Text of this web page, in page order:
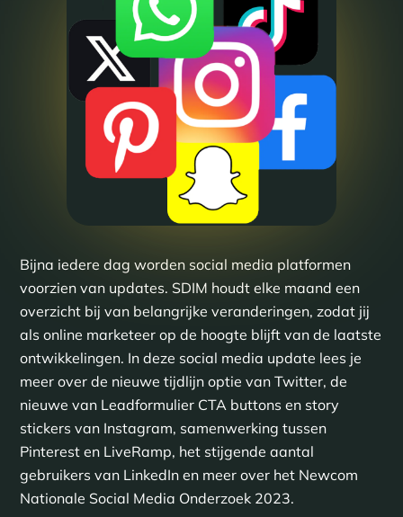
Bijna iedere dag worden social media platformen
voorzien van updates. SDIM houdt elke maand een
overzicht bij van belangrijke veranderingen, zodat jij
als online marketeer op de hoogte blijft van de laatste
ontwikkelingen. In deze social media update lees je
meer over de nieuwe tijdlijn optie van Twitter, de
nieuwe van Leadformulier CTA buttons en story
stickers van Instagram, samenwerking tussen
Pinterest en LiveRamp, het stijgende aantal
gebruikers van LinkedIn en meer over het Newcom
Nationale Social Media Onderzoek 2023.